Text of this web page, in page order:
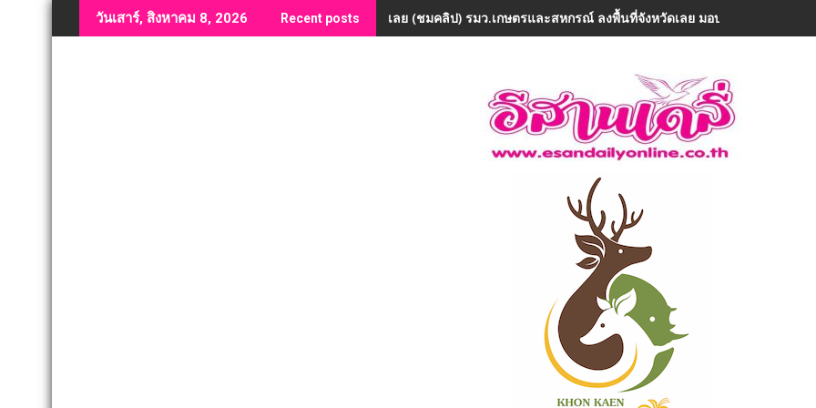
to
วันเสาร์, สิงหาคม 8, 2026 Recent posts เลย (ชมคลิป) รมว.เกษตรและสหกรณ์ ลงพื้นที่จังหวัดเลย มอบ 5 ข้อสั่งการ ยก